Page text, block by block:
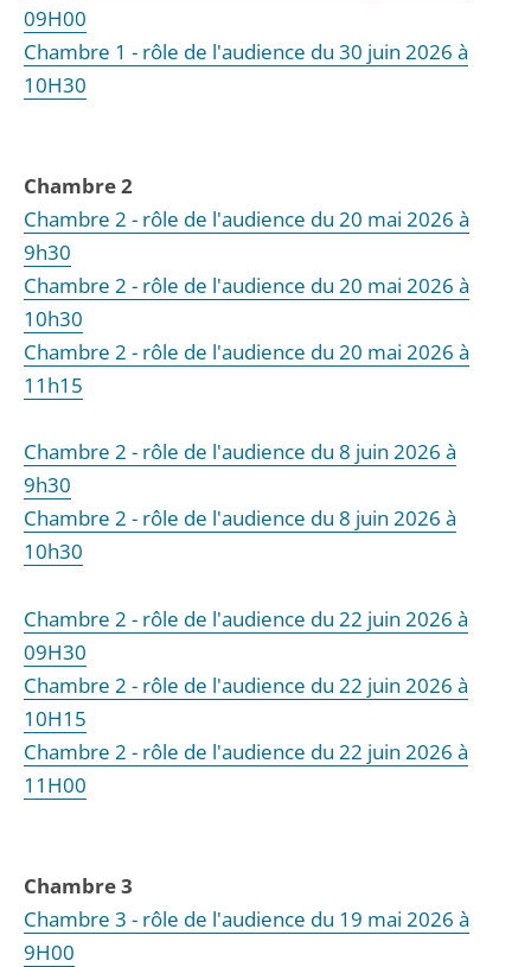
09H00
Chambre 1 - rôle de l'audience du 30 juin 2026 à
10H30
Chambre 2
Chambre 2 - rôle de l'audience du 20 mai 2026 à
9h30
Chambre 2 - rôle de l'audience du 20 mai 2026 à
10h30
Chambre 2 - rôle de l'audience du 20 mai 2026 à
11h15
Chambre 2 - rôle de l'audience du 8 juin 2026 à
9h30
Chambre 2 - rôle de l'audience du 8 juin 2026 à
10h30
Chambre 2 - rôle de l'audience du 22 juin 2026 à
09H30
Chambre 2 - rôle de l'audience du 22 juin 2026 à
10H15
Chambre 2 - rôle de l'audience du 22 juin 2026 à
11H00
Chambre 3
Chambre 3 - rôle de l'audience du 19 mai 2026 à
9H00